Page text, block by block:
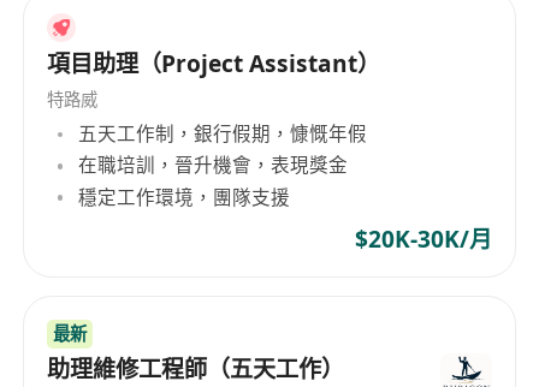
項目助理（Project Assistant）
特路威
五天工作制，銀行假期，慷慨年假
在職培訓，晉升機會，表現獎金
穩定工作環境，團隊支援
$20K-30K/月
最新
助理維修工程師（五天工作）